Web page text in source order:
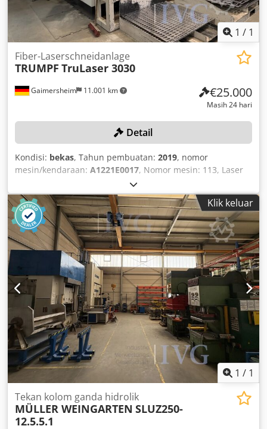
1 / 1
Gaimersheim 11.001 km
Fiber-Laserschneidanlage
TRUMPF TruLaser 3030
€25.000
Masih 24 hari
Detail
Kondisi: bekas, Tahun pembuatan: 2019, nomor
mesin/kendaraan: A1221E0017, Nomor mesin: 113, Laser
TruDisc 4001 (FD27), Nomor seri: L5211E0465, Tahun
pembuatan: 2019, unit pendingin terpisah KLH L0/5TK
atau RL14/0TK, Nomor seri: H00748 dan seterusnya,
masing-masing tahun pembuatan: 2019, unit pendingin
terpisah untuk laser dan mesin, camfil MF8.5A2, sistem
penyedot debu terpisah, Nomor seri: 855038512, meja
pengganti, sekitar 1,7x3m, sistem sensor optik, unit
kontrol, jam operasional yang tercatat (November 2025)
37.215 jam, laser menyala 22.614 jam. Dwsdpezqzc Ejfx
Aavea
Klik keluar
1 / 1
Tekan kolom ganda hidrolik
MÜLLER WEINGARTEN SLUZ250-
12.5.5.1